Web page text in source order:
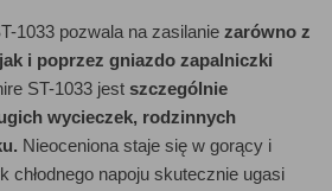
1033 pozwala na zasilanie zarówno z
i poprzez gniazdo zapalniczki
ST-1033 jest szczególnie
wycieczek, rodzinnych
Nieoceniona staje się w gorący i
chłodnego napoju skutecznie ugasi